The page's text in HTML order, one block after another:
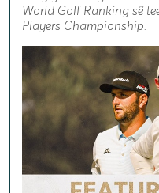
World Golf Ranking sẽ
Players Championship.